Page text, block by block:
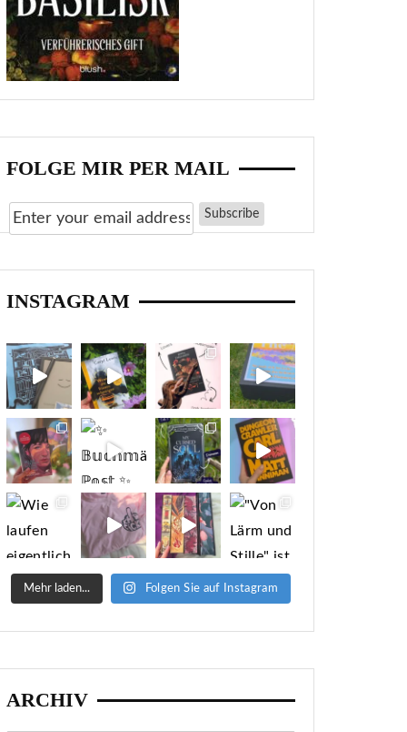
FOLGE MIR PER MAIL
INSTAGRAM
Mehr laden... Folgen Sie auf Instagram
ARCHIV